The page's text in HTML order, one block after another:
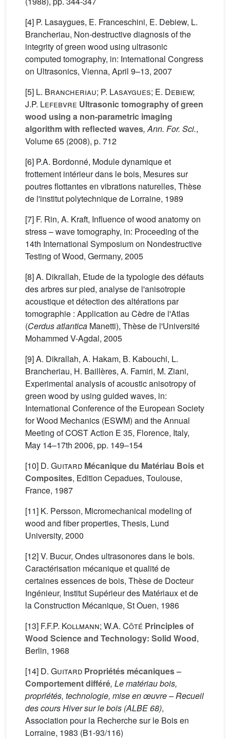
[4] P. Lasaygues, E. Franceschini, E. Debiew, L.
Brancheriau, Non-destructive diagnosis of the
integrity of green wood using ultrasonic
computed tomography, in: International Congress
on Ultrasonics, Vienna, April 9–13, 2007
[5] L. Brancheriau; P. Lasaygues; E. Debiew;
J.P. Lefebvre Ultrasonic tomography of green
wood using a non-parametric imaging
algorithm with reflected waves, Ann. For. Sci.,
Volume 65 (2008), p. 712
[6] P.A. Bordonné, Module dynamique et
frottement intérieur dans le bois, Mesures sur
poutres flottantes en vibrations naturelles, Thèse
de l'institut polytechnique de Lorraine, 1989
[7] F. Rin, A. Kraft, Influence of wood anatomy on
stress – wave tomography, in: Proceeding of the
14th International Symposium on Nondestructive
Testing of Wood, Germany, 2005
[8] A. Dikrallah, Etude de la typologie des défauts
des arbres sur pied, analyse de l'anisotropie
acoustique et détection des altérations par
tomographie : Application au Cèdre de l'Atlas
(Cerdus atlantica Manetti), Thèse de l'Université
Mohammed V-Agdal, 2005
[9] A. Dikrallah, A. Hakam, B. Kabouchi, L.
Brancheriau, H. Baillères, A. Famiri, M. Ziani,
Experimental analysis of acoustic anisotropy of
green wood by using guided waves, in:
International Conference of the European Society
for Wood Mechanics (ESWM) and the Annual
Meeting of COST Action E 35, Florence, Italy,
May 14–17th 2006, pp. 149–154
[10] D. Guitard Mécanique du Matériau Bois et
Composites, Edition Cepadues, Toulouse,
France, 1987
[11] K. Persson, Micromechanical modeling of
wood and fiber properties, Thesis, Lund
University, 2000
[12] V. Bucur, Ondes ultrasonores dans le bois.
Caractérisation mécanique et qualité de
certaines essences de bois, Thèse de Docteur
Ingénieur, Institut Supérieur des Matériaux et de
la Construction Mécanique, St Ouen, 1986
[13] F.F.P. Kollmann; W.A. Côté Principles of
Wood Science and Technology: Solid Wood,
Berlin, 1968
[14] D. Guitard Propriétés mécaniques –
Comportement différé, Le matériau bois,
propriétés, technologie, mise en œuvre – Recueil
des cours Hiver sur le bois (ALBE 68),
Association pour la Recherche sur le Bois en
Lorraine, 1983 (B1-93/116)